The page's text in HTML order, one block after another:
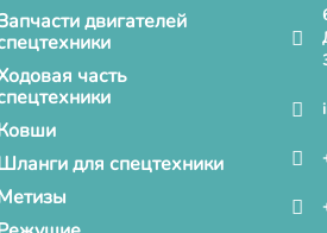
часть
для спецтехники